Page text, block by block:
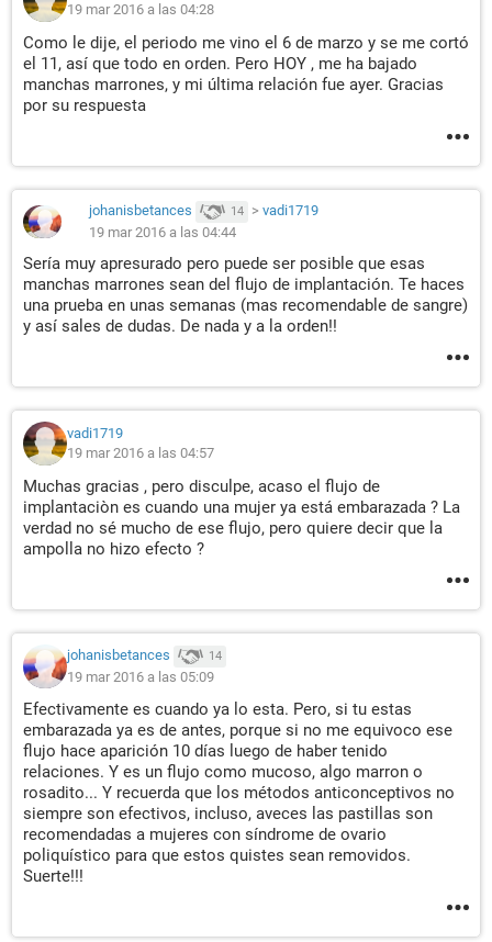
19 mar 2016 a las 04:28
Como le dije, el periodo me vino el 6 de marzo y se me cortó
el 11, así que todo en orden. Pero HOY , me ha bajado
manchas marrones, y mi última relación fue ayer. Gracias
por su respuesta
johanisbetances 14 > vadi1719
19 mar 2016 a las 04:44
Sería muy apresurado pero puede ser posible que esas
manchas marrones sean del flujo de implantación. Te haces
una prueba en unas semanas (mas recomendable de sangre)
y así sales de dudas. De nada y a la orden!!
vadi1719
19 mar 2016 a las 04:57
Muchas gracias , pero disculpe, acaso el flujo de
implantaciòn es cuando una mujer ya está embarazada ? La
verdad no sé mucho de ese flujo, pero quiere decir que la
ampolla no hizo efecto ?
johanisbetances 14
19 mar 2016 a las 05:09
Efectivamente es cuando ya lo esta. Pero, si tu estas
embarazada ya es de antes, porque si no me equivoco ese
flujo hace aparición 10 días luego de haber tenido
relaciones. Y es un flujo como mucoso, algo marron o
rosadito... Y recuerda que los métodos anticonceptivos no
siempre son efectivos, incluso, aveces las pastillas son
recomendadas a mujeres con síndrome de ovario
poliquístico para que estos quistes sean removidos.
Suerte!!!